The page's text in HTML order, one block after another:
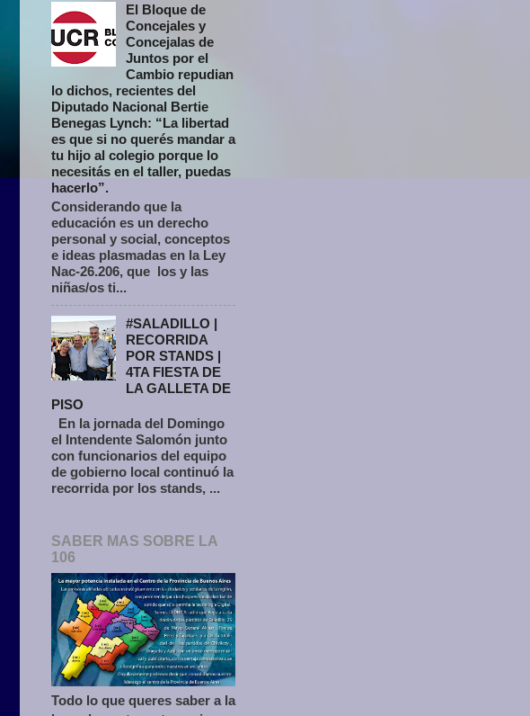
El Bloque de
Concejales y
Concejalas de
Juntos por el
Cambio repudian
lo dichos, recientes del
Diputado Nacional Bertie
Benegas Lynch: “La libertad
es que si no querés mandar a
tu hijo al colegio porque lo
necesitás en el taller, puedas
hacerlo”.
Considerando que la
educación es un derecho
personal y social, conceptos
e ideas plasmadas en la Ley
Nac-26.206, que los y las
niñas/os ti...
#SALADILLO |
RECORRIDA
POR STANDS |
4TA FIESTA DE
LA GALLETA DE
PISO
En la jornada del Domingo
el Intendente Salomón junto
con funcionarios del equipo
de gobierno local continuó la
recorrida por los stands, ...
SABER MAS SOBRE LA
106
Todo lo que queres saber a la